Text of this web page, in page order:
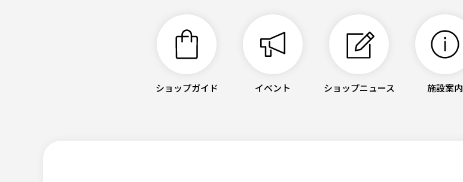
ショップガイド イベント ショップニュース 施設案内